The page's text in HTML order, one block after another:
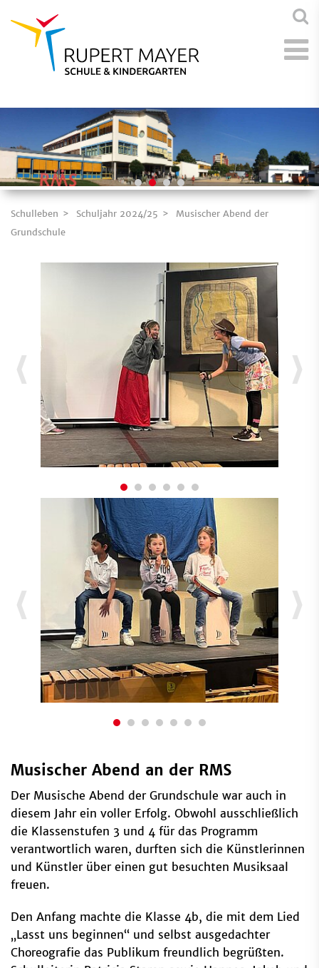
Schulleben Schuljahr 2024/25
Musischer Abend der
Grundschule
Musischer Abend an der RMS
Der Musische Abend der Grundschule war auch in
diesem Jahr ein voller Erfolg. Obwohl ausschließlich
die Klassenstufen 3 und 4 für das Programm
verantwortlich waren, durften sich die Künstlerinnen
und Künstler über einen gut besuchten Musiksaal
freuen.
Den Anfang machte die Klasse 4b, die mit dem Lied
„Lasst uns beginnen“ und selbst ausgedachter
Choreografie das Publikum freundlich begrüßten.